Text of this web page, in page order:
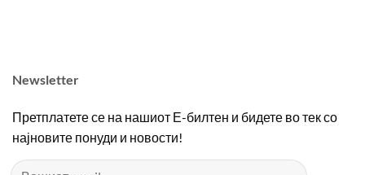
Newsletter
Претплатете се на нашиот Е-билтен и бидете во тек со
најновите понуди и новости!